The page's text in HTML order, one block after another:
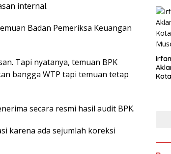
internal.
Badan Pemeriksa Keuangan
Tapi nyatanya, temuan BPK
bangga WTP tapi temuan tetap
secara resmi hasil audit BPK.
karena ada sejumlah koreksi